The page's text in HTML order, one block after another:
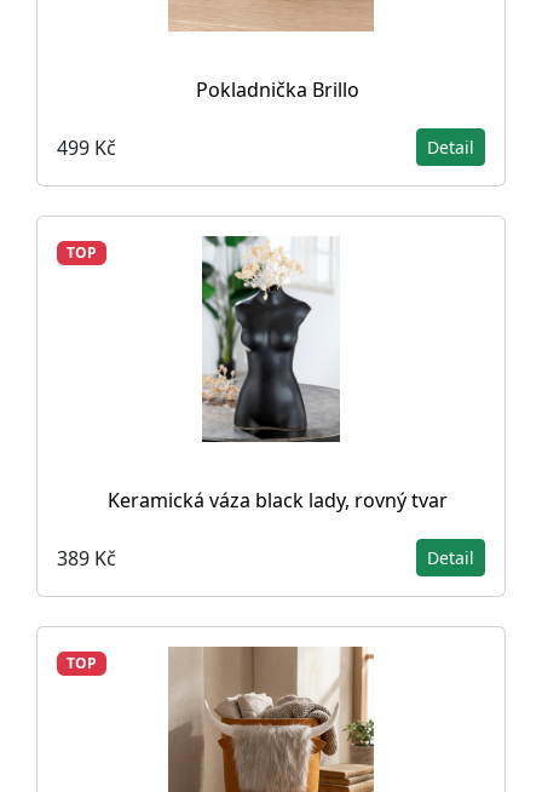
Pokladnička Brillo
499 Kč Detail
TOP
Keramická váza black lady, rovný tvar
389 Kč Detail
TOP